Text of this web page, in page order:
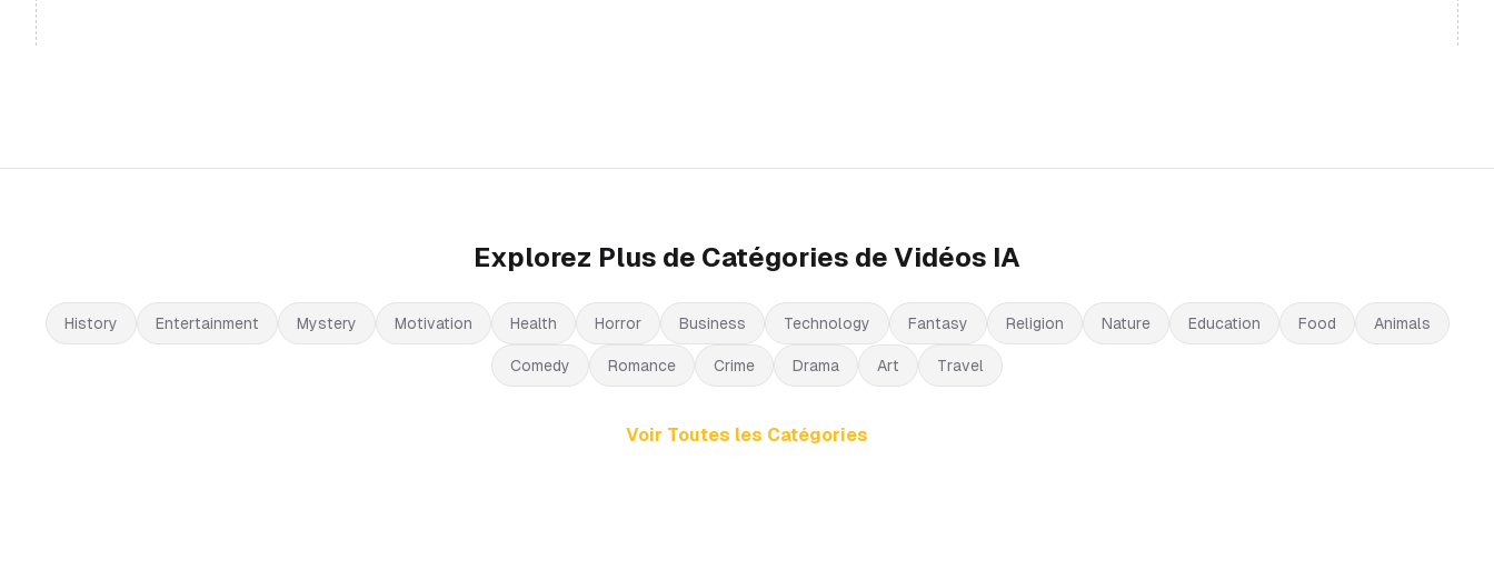
Explorez Plus de Catégories de Vidéos IA
History Entertainment Mystery Motivation Health Horror Business Technology Fantasy Religion Nature Education Food Animals
Comedy Romance Crime Drama Art Travel
Voir Toutes les Catégories